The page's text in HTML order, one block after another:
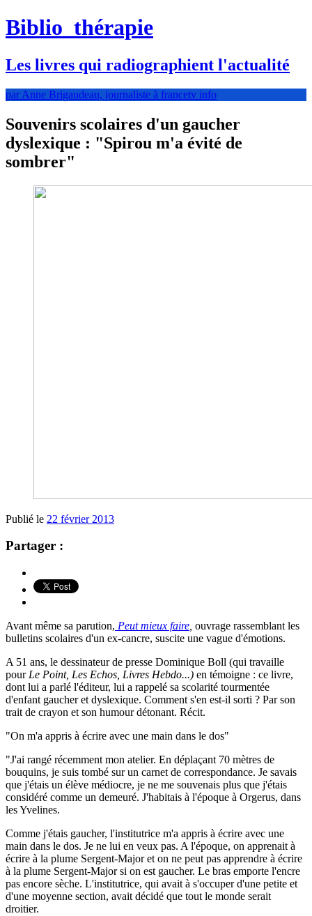
Biblio thérapie
Les livres qui radiographient l'actualité
par Anne Brigaudeau, journaliste à francetv info
Souvenirs scolaires d'un gaucher
dyslexique : "Spirou m'a évité de
sombrer"
Publié le 22 février 2013
Partager :
Avant même sa parution, Peut mieux faire ouvrage rassemblant les
bulletins scolaires d'un ex-cancre, suscite une vague d'émotions.
A 51 ans, le dessinateur de presse Dominique Boll (qui travaille
pour Le Point, Les Echos, Livres Hebdo...) en témoigne : ce livre,
dont lui a parlé l'éditeur, lui a rappelé sa scolarité tourmentée
d'enfant gaucher et dyslexique. Comment s'en est-il sorti ? Par son
trait de crayon et son humour détonant. Récit.
"On m'a appris à écrire avec une main dans le dos"
"J'ai rangé récemment mon atelier. En déplaçant 70 mètres de
bouquins, je suis tombé sur un carnet de correspondance. Je savais
que j'étais un élève médiocre, je ne me souvenais plus que j'étais
considéré comme un demeuré. J'habitais à l'époque à Orgerus, dans
les Yvelines.
Comme j'étais gaucher, l'institutrice m'a appris à écrire avec une
main dans le dos. Je ne lui en veux pas. A l'époque, on apprenait à
écrire à la plume Sergent-Major et on ne peut pas apprendre à écrire
à la plume Sergent-Major si on est gaucher. Le bras emporte l'encre
pas encore sèche. L'institutrice, qui avait à s'occuper d'une petite et
d'une moyenne section, avait décidé que tout le monde serait
droitier.